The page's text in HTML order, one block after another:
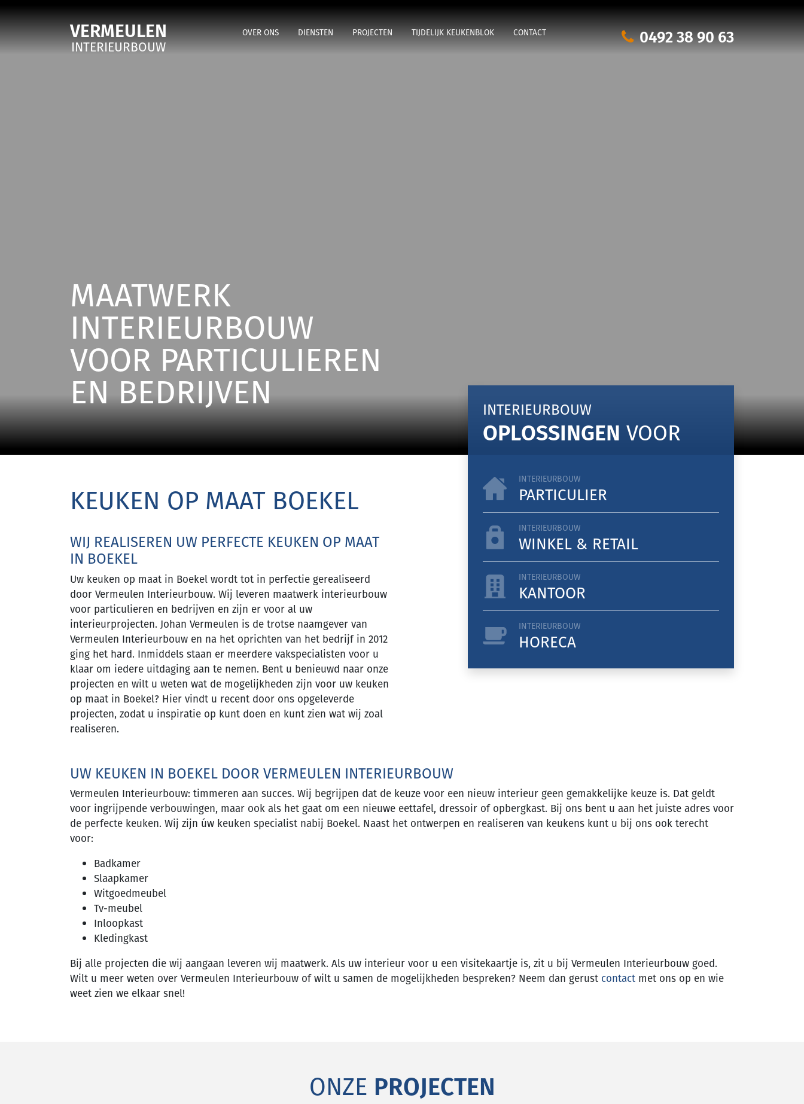
VERMEULEN
INTERIEURBOUW 0492 38 90 63
OVER ONS DIENSTEN PROJECTEN TIJDELIJK KEUKENBLOK CONTACT
MAATWERK
INTERIEURBOUW
VOOR PARTICULIEREN
EN BEDRIJVEN
KEUKEN OP MAAT BOEKEL
WIJ REALISEREN UW PERFECTE KEUKEN OP MAAT
IN BOEKEL
Uw keuken op maat in Boekel wordt tot in perfectie gerealiseerd
door Vermeulen Interieurbouw. Wij leveren maatwerk interieurbouw
voor particulieren en bedrijven en zijn er voor al uw
interieurprojecten. Johan Vermeulen is de trotse naamgever van
Vermeulen Interieurbouw en na het oprichten van het bedrijf in 2012
ging het hard. Inmiddels staan er meerdere vakspecialisten voor u
klaar om iedere uitdaging aan te nemen. Bent u benieuwd naar onze
projecten en wilt u weten wat de mogelijkheden zijn voor uw keuken
op maat in Boekel? Hier vindt u recent door ons opgeleverde
projecten, zodat u inspiratie op kunt doen en kunt zien wat wij zoal
realiseren.
INTERIEURBOUW
OPLOSSINGEN VOOR
INTERIEURBOUW
PARTICULIER
INTERIEURBOUW
WINKEL & RETAIL
INTERIEURBOUW
KANTOOR
INTERIEURBOUW
HORECA
UW KEUKEN IN BOEKEL DOOR VERMEULEN INTERIEURBOUW
Vermeulen Interieurbouw: timmeren aan succes. Wij begrijpen dat de keuze voor een nieuw interieur geen gemakkelijke keuze is. Dat geldt
voor ingrijpende verbouwingen, maar ook als het gaat om een nieuwe eettafel, dressoir of opbergkast. Bij ons bent u aan het juiste adres voor
de perfecte keuken. Wij zijn úw keuken specialist nabij Boekel. Naast het ontwerpen en realiseren van keukens kunt u bij ons ook terecht
voor:
Badkamer
Slaapkamer
Witgoedmeubel
Tv-meubel
Inloopkast
Kledingkast
Bij alle projecten die wij aangaan leveren wij maatwerk. Als uw interieur voor u een visitekaartje is, zit u bij Vermeulen Interieurbouw goed.
Wilt u meer weten over Vermeulen Interieurbouw of wilt u samen de mogelijkheden bespreken? Neem dan gerust contact met ons op en wie
weet zien we elkaar snel!
ONZE PROJECTEN